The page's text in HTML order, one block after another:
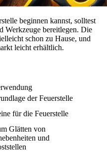
beginnen kannst, solltest
Werkzeuge bereitlegen. Die
schon zu Hause, und
leicht erhältlich.
der Feuerstelle
für die Feuerstelle
Glätten von
und